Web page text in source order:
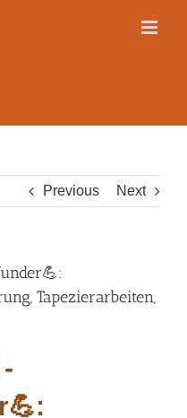
Previous Next
Tapezierarbeiten,